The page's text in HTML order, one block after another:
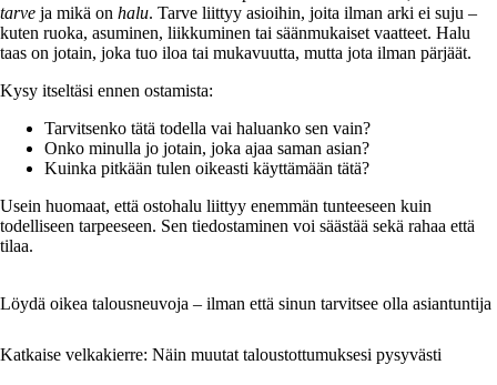
tarve ja mikä on halu. Tarve liittyy asioihin, joita ilman arki ei suju –
kuten ruoka, asuminen, liikkuminen tai säänmukaiset vaatteet. Halu
taas on jotain, joka tuo iloa tai mukavuutta, mutta jota ilman pärjäät.
Kysy itseltäsi ennen ostamista:
Tarvitsenko tätä todella vai haluanko sen vain?
Onko minulla jo jotain, joka ajaa saman asian?
Kuinka pitkään tulen oikeasti käyttämään tätä?
Usein huomaat, että ostohalu liittyy enemmän tunteeseen kuin
todelliseen tarpeeseen. Sen tiedostaminen voi säästää sekä rahaa että
tilaa.
Löydä oikea talousneuvoja – ilman että sinun tarvitsee olla asiantuntija
Katkaise velkakierre: Näin muutat taloustottumuksesi pysyvästi